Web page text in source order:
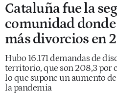
Cataluña fue la
comunidad
más divorcios en
Hubo 16.171 demandas de
territorio, que son 208,3 por
lo que supone un aumento
la pandemia